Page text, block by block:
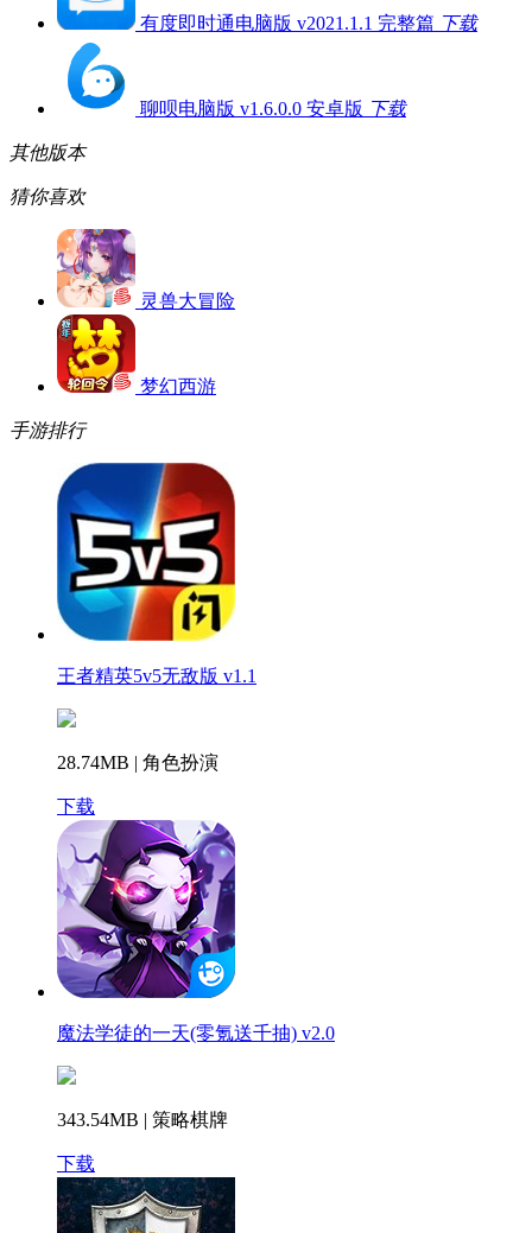
有度即时通电脑版 v2021.1.1 完整篇 下载
聊呗电脑版 v1.6.0.0 安卓版 下载
其他版本
猜你喜欢
灵兽大冒险
梦幻西游
手游排行
王者精英5v5无敌版 v1.1
28.74MB | 角色扮演
下载
魔法学徒的一天(零氪送千抽) v2.0
343.54MB | 策略棋牌
下载